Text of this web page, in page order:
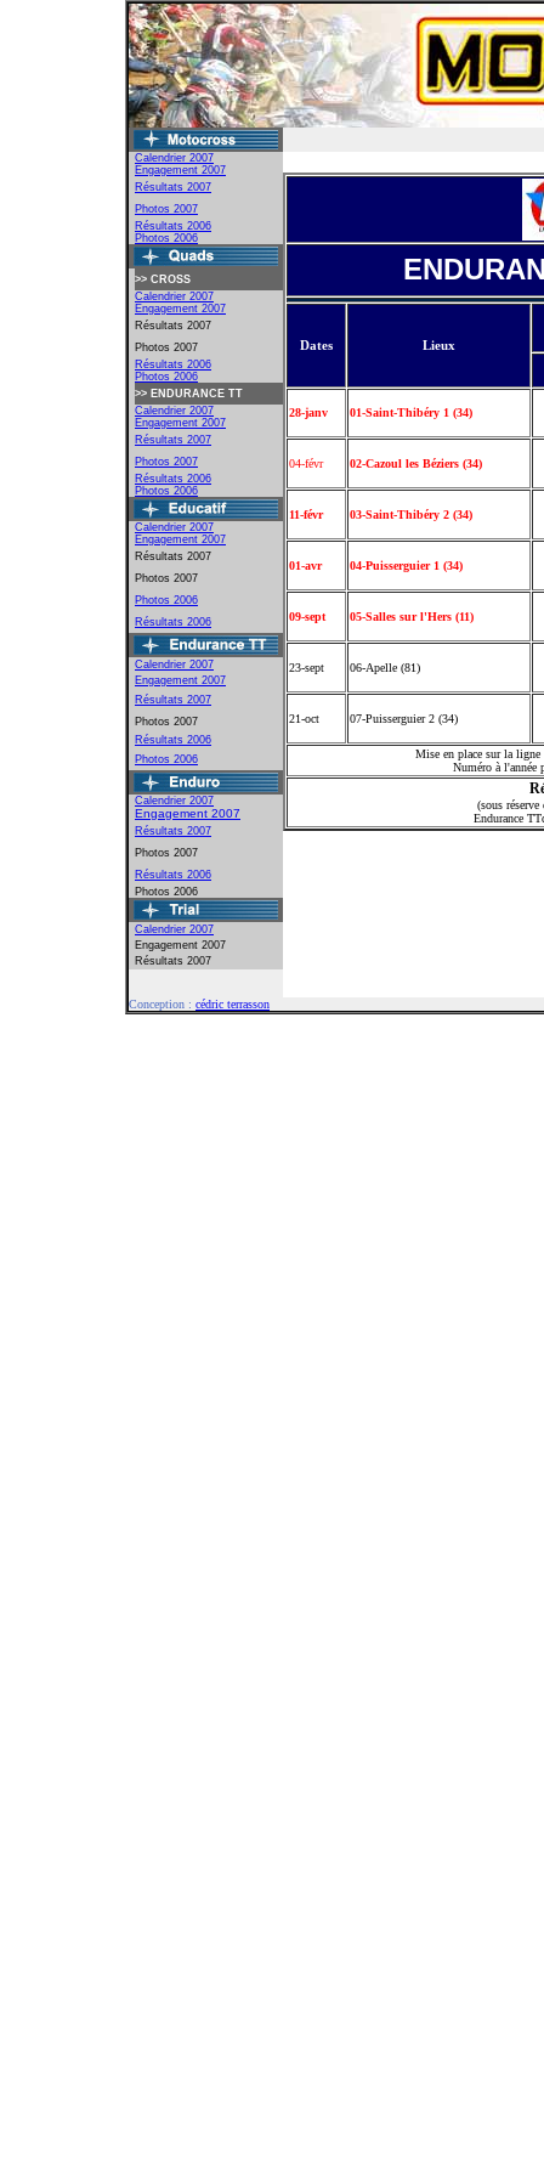
Calendrier 2007
Engagement 2007
Résultats 2007
Photos 2007
Résultats 2006
Photos 2006
>> CROSS
Calendrier 2007
Engagement 2007
Résultats 2007
Photos 2007
Résultats 2006
Photos 2006
>> ENDURANCE TT
Calendrier 2007
Engagement 2007
Résultats 2007
Photos 2007
Résultats 2006
Photos 2006
Calendrier 2007
Engagement 2007
Résultats 2007
Photos 2007
Photos 2006
Résultats 2006
Calendrier 2007
Engagement 2007
Résultats 2007
Photos 2007
Résultats 2006
Photos 2006
Calendrier 2007
Engagement 2007
Résultats 2007
Photos 2007
Résultats 2006
Photos 2006
Calendrier 2007
Engagement 2007
Résultats 2007
Dates
Lieux
28-janv 01-Saint-Thibéry 1 (34)
04-févr 02-Cazoul les Béziers (34)
11-févr 03-Saint-Thibéry 2 (34)
01-avr 04-Puisserguier 1 (34)
09-sept 05-Salles sur l'Hers (11)
23-sept 06-Apelle (81)
21-oct 07-Puisserguier 2 (34)
Mise en place sur la ligne
Numéro à l'année
(sous
Endurance
Conception : cédric terrasson